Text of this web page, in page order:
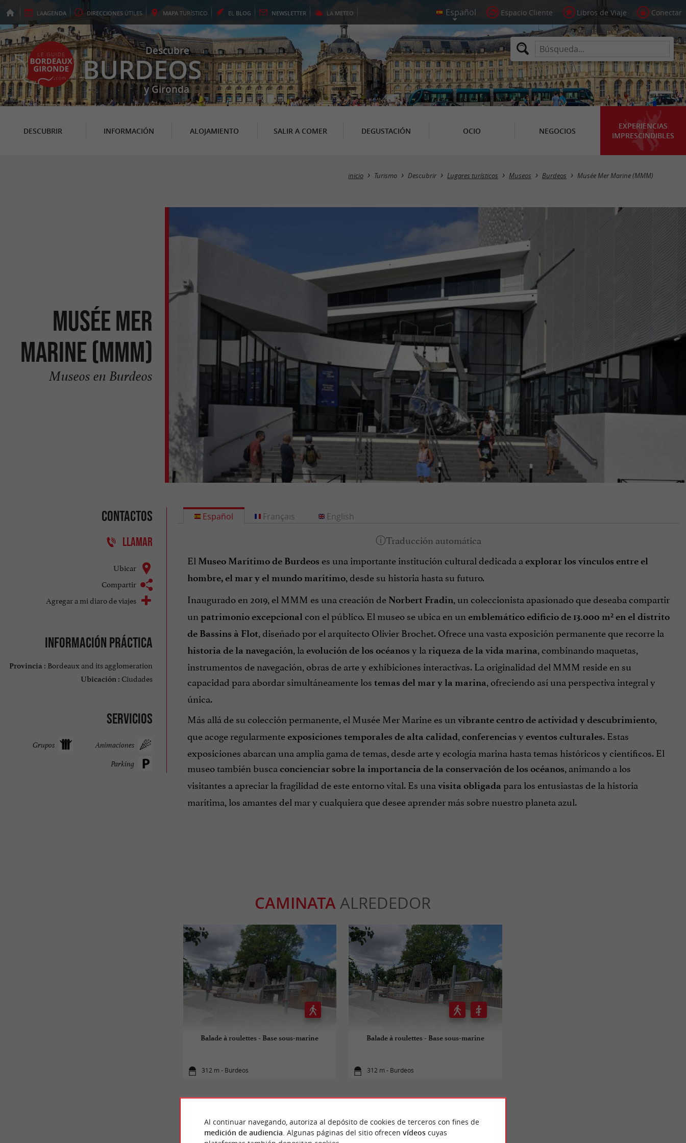
LAAGENDA DIRECCIONES ÚTILES MAPA TURÍSTICO EL BLOG NEWSLETTER LA METEO Espacio Cliente Libros de Viaje Conectar
Descubre
BURDEOS
y Gironda
DESCUBRIR INFORMACIÓN ALOJAMIENTO SALIR A COMER DEGUSTACIÓN OCIO NEGOCIOS
EXPERIENCIAS
IMPRESCINDIBLES
inicio Turismo Descubrir Lugares turísticos Museos Burdeos Musée Mer Marine (MMM)
Musée Mer
Marine (MMM)
Museos en Burdeos
Contactos
LLAMAR
Ubicar
Compartir
Agregar a mi diaro de viajes
Información práctica
Provincia : Bordeaux and its agglomeration
Ubicación : Ciudades
Servicios
Animaciones
Grupos
Parking
Español
El Museo Marítimo de Burdeos es una importante institución cultural dedicada a explorar los vínculos entre el
hombre, el mar y el mundo marítimo, desde su historia hasta su futuro.
Inaugurado en 2019, el MMM es una creación de Norbert Fradin, un coleccionista apasionado que deseaba compartir
un patrimonio excepcional con el público. El museo se ubica en un emblemático edificio de 13.000 m² en el distrito
de Bassins à Flot, diseñado por el arquitecto Olivier Brochet. Ofrece una vasta exposición permanente que recorre la
historia de la navegación, la evolución de los océanos y la riqueza de la vida marina, combinando maquetas,
instrumentos de navegación, obras de arte y exhibiciones interactivas. La originalidad del MMM reside en su
capacidad para abordar simultáneamente los temas del mar y la marina, ofreciendo así una perspectiva integral y
única.
Más allá de su colección permanente, el Musée Mer Marine es un vibrante centro de actividad y descubrimiento,
que acoge regularmenteexposiciones temporales de alta calidad, conferencias y eventos culturales. Estas
exposiciones abarcan una amplia gama de temas, desde arte y ecología marina hasta temas históricos y científicos. El
museo también busca concienciar sobre la importancia de la conservación de los océanos, animando a los
visitantes a apreciar la fragilidad de este entorno vital. Es una visita obligada para los entusiastas de la historia
marítima, los amantes del mar y cualquiera que desee aprender más sobre nuestro planeta azul.
Français English
CAMINATAALREDEDOR
Balade à roulettes - Base sous-marine
312 m - Burdeos
Balade à roulettes - Base sous-marine
312 m - Burdeos
Al continuar navegando, autoriza al depósito de cookies de terceros con fines de
medición de audiencia . Algunas páginas del sitio ofrecen vídeoscuyas